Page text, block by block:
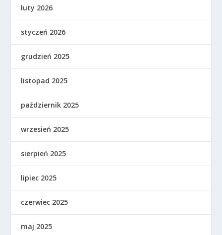
luty 2026
styczeń 2026
grudzień 2025
listopad 2025
październik 2025
wrzesień 2025
sierpień 2025
lipiec 2025
czerwiec 2025
maj 2025